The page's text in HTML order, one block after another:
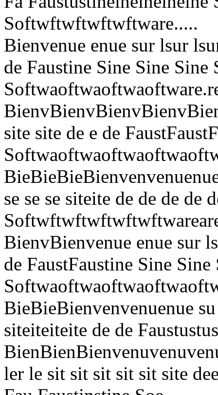
Softwftwftwftwftware.....
Bienvenue enue sur lsur
de Faustine Sine Sine Sine
site site de e de
se se se siteite de de de de
BienvBienvenue enue sur
de FaustFaustine Sine Sine
BieBieBienvenvenuenue
siteiteiteite de de
ler le sit sit sit sit sit site